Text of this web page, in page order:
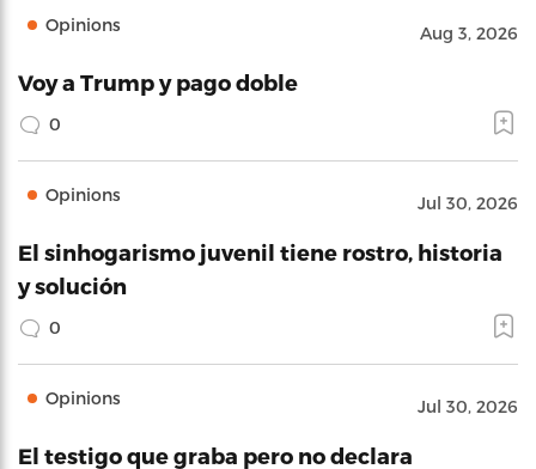
Opinions Aug 3, 2026
Voy a Trump y pago doble
0
Opinions Jul 30, 2026
El sinhogarismo juvenil tiene rostro, historia
y solución
0
Opinions Jul 30, 2026
El testigo que graba pero no declara